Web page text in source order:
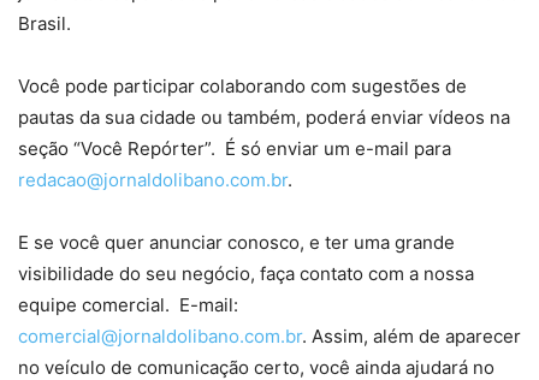
Brasil.
Você pode participar colaborando com sugestões de
pautas da sua cidade ou também, poderá enviar vídeos na
seção “Você Repórter”. É só enviar um e-mail para
redacao@jornaldolibano.com.br.
E se você quer anunciar conosco, e ter uma grande
visibilidade do seu negócio, faça contato com a nossa
equipe comercial. E-mail:
comercial@jornaldolibano.com.br. Assim, além de aparecer
no veículo de comunicação certo, você ainda ajudará no